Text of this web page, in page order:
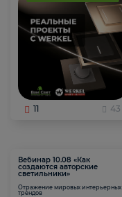
11 43
Вебинар 10.08 «Как
создаются авторские
светильники»
Отражение мировых интерьерных
трендов